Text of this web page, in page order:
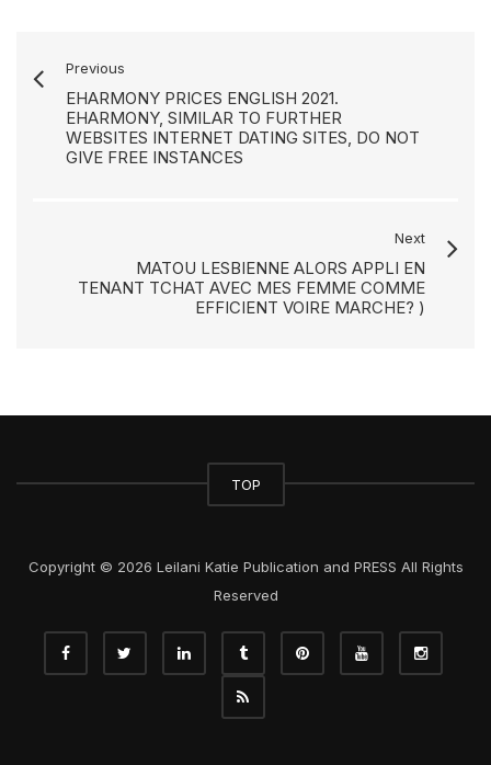
Previous
EHARMONY PRICES ENGLISH 2021.
EHARMONY, SIMILAR TO FURTHER
WEBSITES INTERNET DATING SITES, DO NOT
GIVE FREE INSTANCES
Next
MATOU LESBIENNE ALORS APPLI EN
TENANT TCHAT AVEC MES FEMME COMME
EFFICIENT VOIRE MARCHE? )
TOP
Copyright © 2026 Leilani Katie Publication and PRESS All Rights
Reserved